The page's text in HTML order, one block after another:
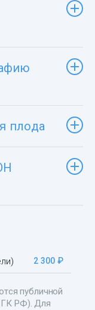
плода
2 300 ₽
публичной
ГК РФ). Для